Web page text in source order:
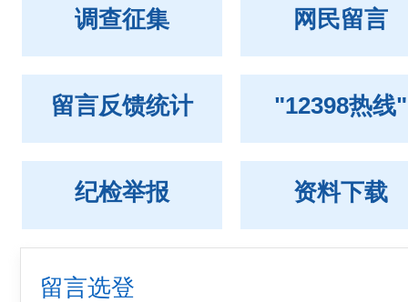
调查征集 网民留言
留言反馈统计 "12398热线"
纪检举报 资料下载
留言选登